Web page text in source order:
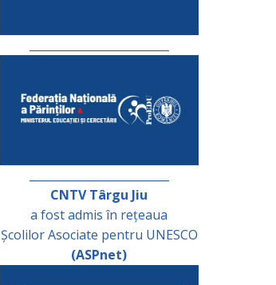
CNTV Târgu Jiu
a fost admis în rețeaua
Școlilor Asociate pentru UNESCO
(ASPnet)